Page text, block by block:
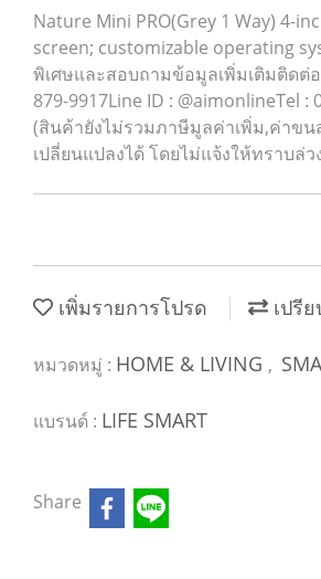
Nature Mini PRO(Grey 1 Way) 4-
screen; customizable operating
พิเศษและสอบถามข้อมูลเพิ่มเติมติดต่
879-9917Line ID : @aimonlineTel :
(สินค้ายังไม่รวมภาษีมูลค่าเพิ่ม,ค่าขน
เปลี่ยนแปลงได้ โดยไม่แจ้งให้ทราบล่ว
เพิ่มรายการโปรด เปรี
หมวดหมู่ : HOME & LIVING ,
แบรนด์ : LIFE SMART
Share